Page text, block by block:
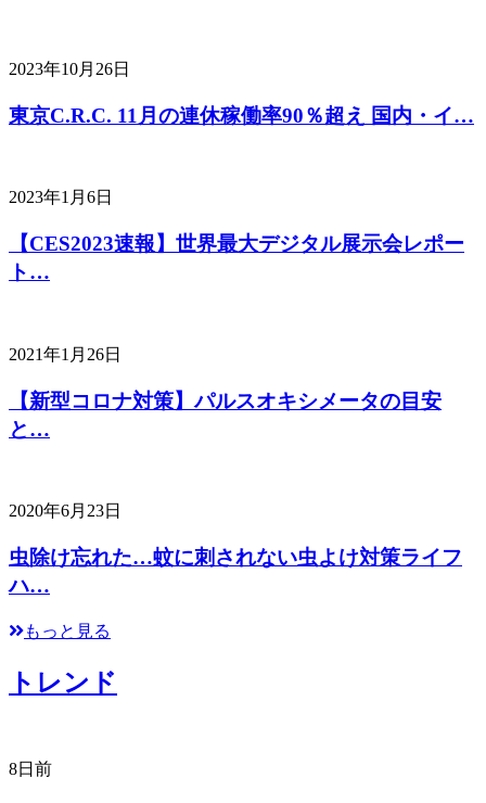
2023年10月26日
東京C.R.C. 11月の連休稼働率90％超え 国内・イ…
2023年1月6日
【CES2023速報】世界最大デジタル展示会レポー
ト…
2021年1月26日
【新型コロナ対策】パルスオキシメータの目安
と…
2020年6月23日
虫除け忘れた…蚊に刺されない虫よけ対策ライフ
ハ…
もっと見る
トレンド
8日前